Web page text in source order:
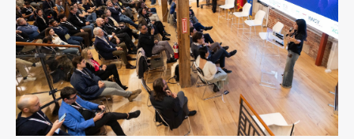
cuore
della
Silicon
Valley,
l’Italia